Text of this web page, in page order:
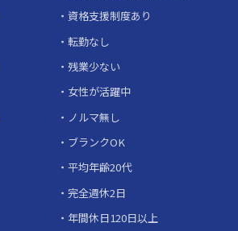
資格支援制度あり
転勤なし
残業少ない
女性が活躍中
ノルマ無し
ブランクOK
平均年齢20代
完全週休2日
年間休日120日以上